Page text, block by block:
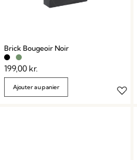
Brick Bougeoir Noir
199,00 kr.
Ajouter au panier